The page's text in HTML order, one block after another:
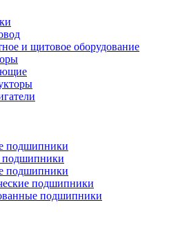
и щитовое оборудование
подшипники
подшипники
подшипники
подшипники
подшипники